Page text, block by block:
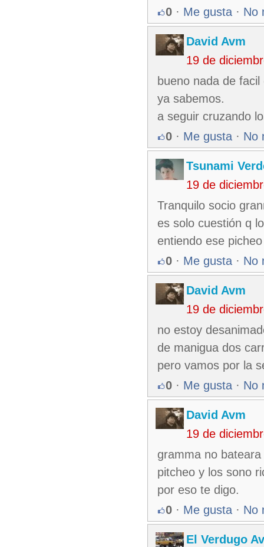
0 · Me gusta · No
David Avm
19 de
bueno nada de
ya sabemos.
a seguir cruzando
0 · Me gusta · No
Tsunami
19 de
Tranquilo socio
es solo cuestión q
entiendo ese
0 · Me gusta · No
David Avm
19 de
no estoy
de manigua dos
pero vamos por la
0 · Me gusta · No
David Avm
19 de
gramma no
pitcheo y los sono
por eso te digo.
0 · Me gusta · No
El Verdugo